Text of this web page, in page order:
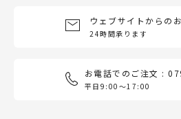
ウェブサイトからの
24時間承ります
お電話でのご注文 :
平日9:00〜17:00